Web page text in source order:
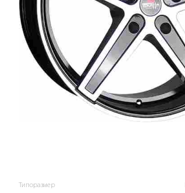
Типоразмер